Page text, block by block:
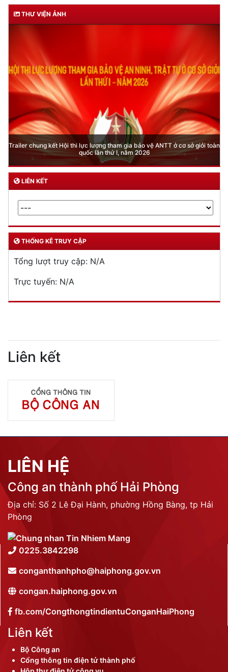
THƯ VIỆN ẢNH
Trailer chung kết Hội thi lực lượng tham gia bảo vệ ANTT ở cơ sở giỏi toàn
quốc lần thứ I, năm 2026
LIÊN KẾT
THỐNG KÊ TRUY CẬP
Tổng lượt truy cập: N/A
Trực tuyến: N/A
Liên kết
LIÊN HỆ
Công an thành phố Hải Phòng
Địa chỉ: Số 2 Lê Đại Hành, phường Hồng Bàng, tp Hải
Phòng
0225.3842298
conganthanhpho@haiphong.gov.vn
congan.haiphong.gov.vn
fb.com/CongthongtindientuConganHaiPhong
Liên kết
Bộ Công an
Cổng thông tin điện tử thành phố